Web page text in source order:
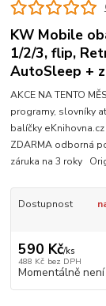
KW Mobile
1/2/3, flip,
AutoSleep +
AKCE NA TENTO
programy, slovníky
balíčky
ZDARMA odborná
záruka na 3 roky
Dostupnost
590 Kč/ks
488 Kč bez DPH
Momentálně